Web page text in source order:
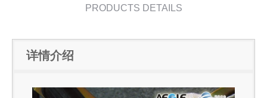
PRODUCTS DETAILS
详情介绍